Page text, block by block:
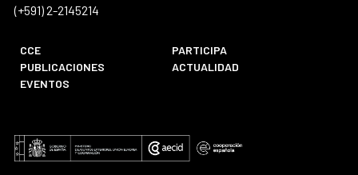
(+591) 2-2145214
CCE
PARTICIPA
PUBLICACIONES
ACTUALIDAD
EVENTOS